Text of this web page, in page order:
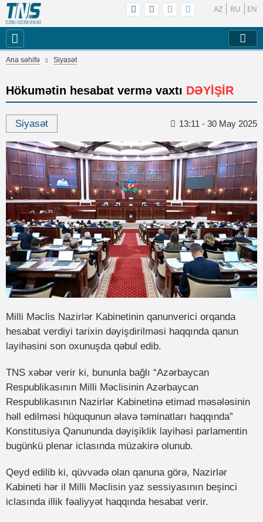
AZ RU EN
Ana səhifə Siyasət
Hökumətin hesabat vermə vaxtı DƏYİŞİR
Siyasət 13:11 - 30 May 2025
Milli Məclis Nazirlər Kabinetinin qanunverici orqanda
hesabat verdiyi tarixin dəyişdirilməsi haqqında qanun
layihəsini son oxunuşda qəbul edib.
TNS xəbər verir ki, bununla bağlı “Azərbaycan
Respublikasının Milli Məclisinin Azərbaycan
Respublikasının Nazirlər Kabinetinə etimad məsələsinin
həll edilməsi hüququnun əlavə təminatları haqqında”
Konstitusiya Qanununda dəyişiklik layihəsi parlamentin
bugünkü plenar iclasında müzakirə olunub.
Qeyd edilib ki, qüvvədə olan qanuna görə, Nazirlər
Kabineti hər il Milli Məclisin yaz sessiyasının beşinci
iclasında illik fəaliyyət haqqında hesabat verir.